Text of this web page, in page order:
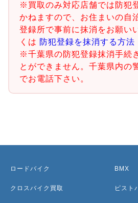
※買取のみ対応店舗では防犯
かねますので、お住まいの自
登録所で事前に抹消をお願い
くは 防犯登録を抹消する方法
※千葉県の防犯登録抹消手続
とができません。千葉県内の
でお電話下さい。
ロードバイク
クロスバイク買取
BMX
ピスト